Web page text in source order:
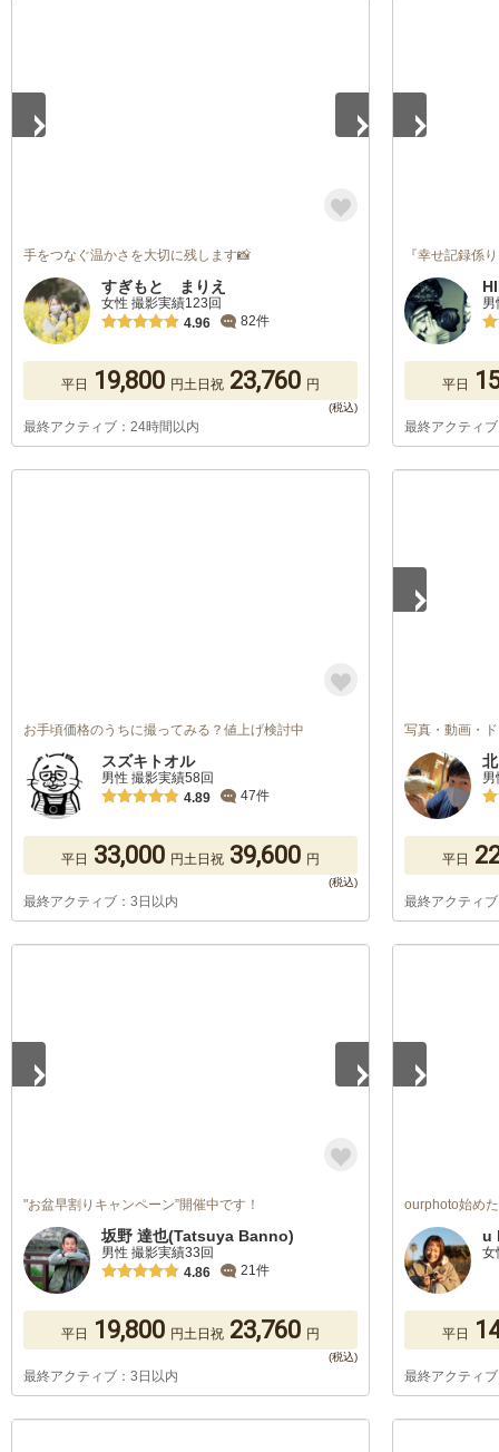
手をつなぐ温かさを大切に残します📸
すぎもと まりえ
女性 撮影実績123回
4.96
82件
平日 19,800 円土日祝 23,760 円
最終アクティブ：24時間以内
『幸せ記録係
平日
最終アクティ
お手頃価格のうちに撮ってみる？値上げ検討中
スズキトオル
男性 撮影実績58回
4.89
47件
平日 33,000 円土日祝 39,600 円
最終アクティブ：3日以内
写真・動画・
平日
最終アクティ
"お盆早割りキャンペーン”開催中です！
坂野 達也(Tatsuya Banno)
男性 撮影実績33回
4.86
21件
平日 19,800 円土日祝 23,760 円
最終アクティブ：3日以内
ourphoto始め
u
女
平日
最終アクティ